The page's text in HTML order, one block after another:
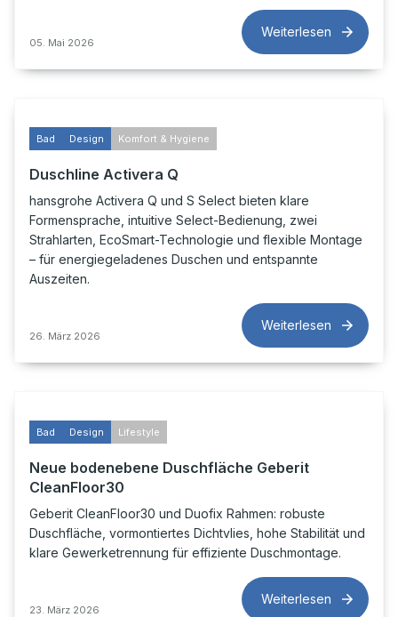
05. Mai 2026
Weiterlesen
Bad Design Komfort & Hygiene
Duschline Activera Q
hansgrohe Activera Q und S Select bieten klare
Formensprache, intuitive Select-Bedienung, zwei
Strahlarten, EcoSmart-Technologie und flexible Montage
– für energiegeladenes Duschen und entspannte
Auszeiten.
26. März 2026
Weiterlesen
Bad Design Lifestyle
Neue bodenebene Duschfläche Geberit
CleanFloor30
Geberit CleanFloor30 und Duofix Rahmen: robuste
Duschfläche, vormontiertes Dichtvlies, hohe Stabilität und
klare Gewerketrennung für effiziente Duschmontage.
23. März 2026
Weiterlesen